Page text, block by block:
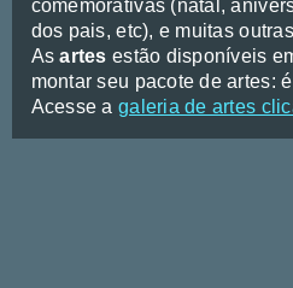
comemorativas (natal,
dos pais, etc), e muitas
Asartes estão disponíveis
montar seu pacote de artes:
Acesse a galeria de artes